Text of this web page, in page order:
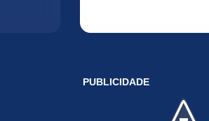
PUBLICIDADE